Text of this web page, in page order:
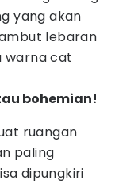
yang akan
lebaran
warna cat
bohemian!
ruangan
paling
dipungkiri